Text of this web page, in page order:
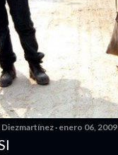
enero 06, 2009